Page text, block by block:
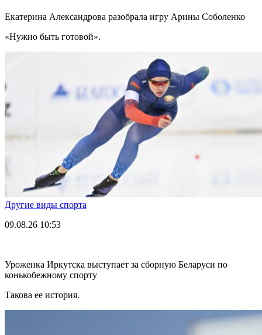
Екатерина Александрова разобрала игру Арины Соболенко
«Нужно быть готовой».
Другие виды спорта
09.08.26 10:53
Уроженка Иркутска выступает за сборную Беларуси по
конькобежному спорту
Такова ее история.